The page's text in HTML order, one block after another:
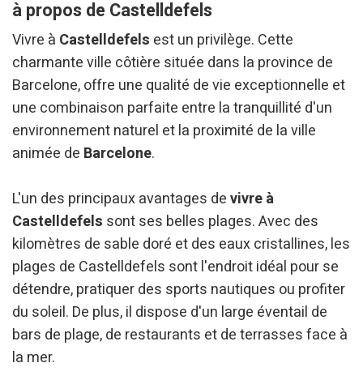
à propos de Castelldefels
Vivre à Castelldefels est un privilège. Cette
charmante ville côtière située dans la province de
Barcelone, offre une qualité de vie exceptionnelle et
une combinaison parfaite entre la tranquillité d'un
environnement naturel et la proximité de la ville
animée de Barcelone.
L'un des principaux avantages devivre à
Castelldefels sont ses belles plages. Avec des
kilomètres de sable doré et des eaux cristallines, les
plages de Castelldefels sont l'endroit idéal pour se
détendre, pratiquer des sports nautiques ou profiter
du soleil. De plus, il dispose d'un large éventail de
bars de plage, de restaurants et de terrasses face à
la mer.